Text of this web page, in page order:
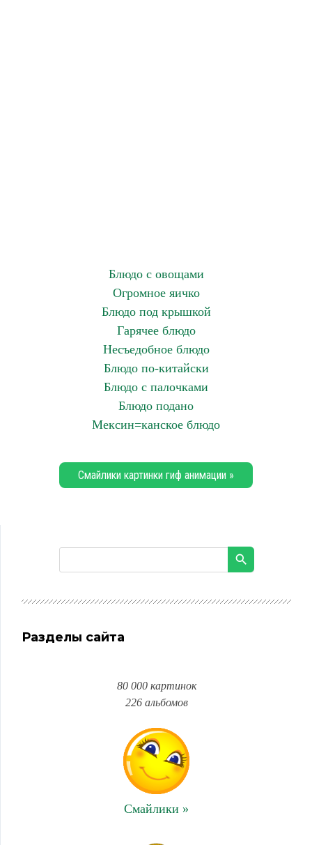
Блюдо с овощами
Огромное яичко
Блюдо под крышкой
Гарячее блюдо
Несъедобное блюдо
Блюдо по-китайски
Блюдо с палочками
Блюдо подано
Мексин=канское блюдо
Смайлики картинки гиф анимации »
Разделы сайта
80 000 картинок
226 альбомов
Смайлики »